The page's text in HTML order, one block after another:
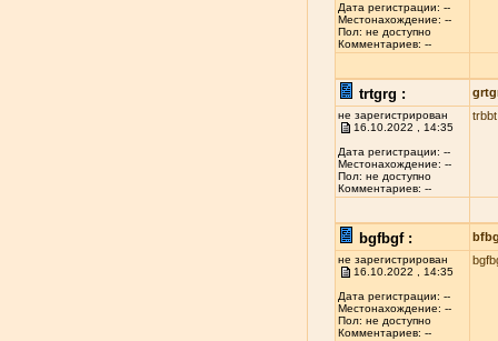
Дата регистрации: --
Местонахождение: --
Пол: не доступно
Комментариев: --
trtgrg :
не зарегистрирован
16.10.2022 , 14:35
Дата регистрации: --
Местонахождение: --
Пол: не доступно
Комментариев: --
trbbt
bgfbgf :
не зарегистрирован
16.10.2022 , 14:35
Дата регистрации: --
Местонахождение: --
Пол: не доступно
Комментариев: --